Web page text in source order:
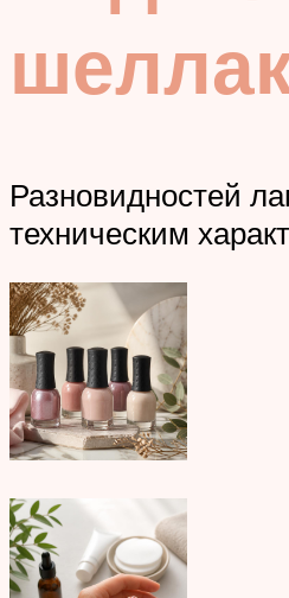
Разновидностей
техническим